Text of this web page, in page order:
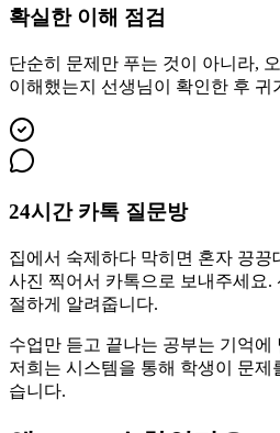
확실한 이해 점검
단순히 문제만 푸는 것이 아니라,
이해했는지 선생님이 확인한 후 귀
24시간 카톡 질문방
집에서 숙제하다 막히면 혼자 끙끙
사진 찍어서 카톡으로 보내주세요.
절하게 알려줍니다.
수업만 듣고 끝나는 공부는 기억에
저희는 시스템을 통해 학생이 문제
습니다.